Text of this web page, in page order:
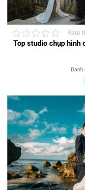
Rate
Top studio chụp